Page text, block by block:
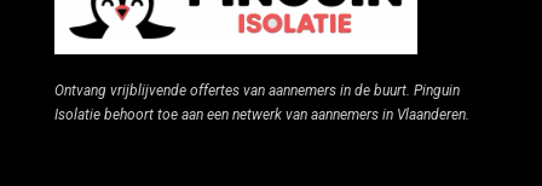
Ontvang vrijblijvende offertes van aannemers in de buurt. Pinguin
Isolatie behoort toe aan een netwerk van aannemers in Vlaanderen.